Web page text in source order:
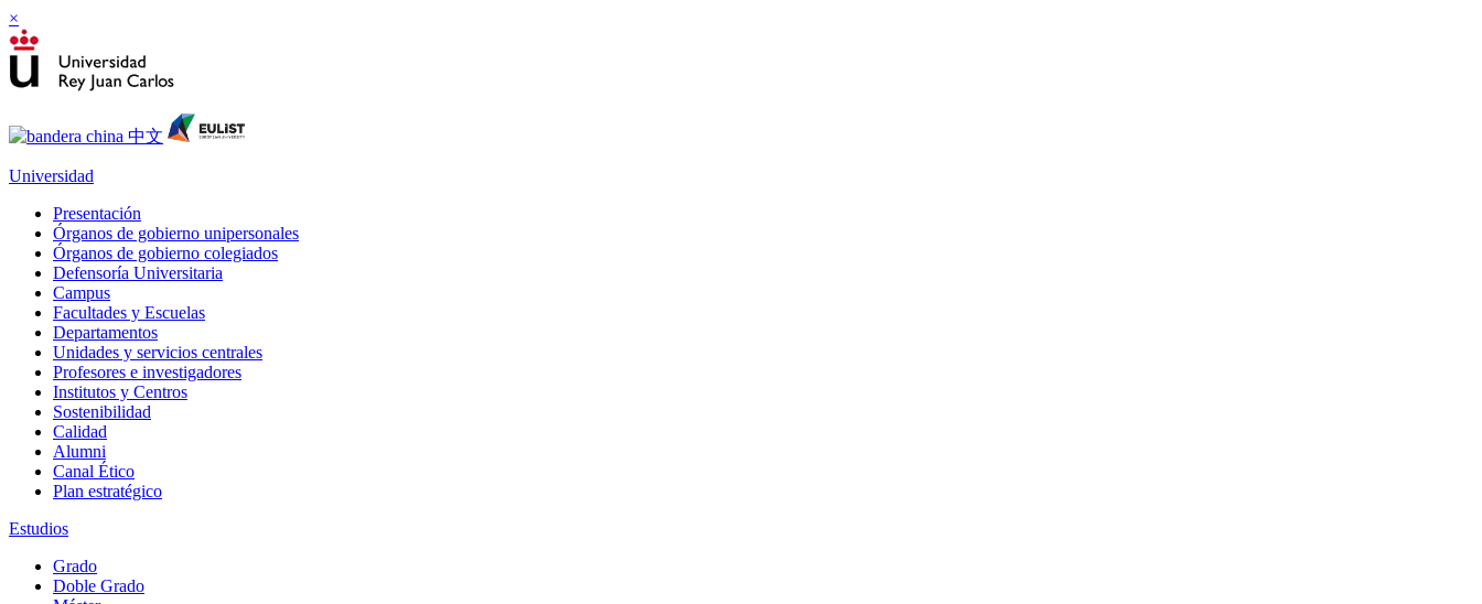
×
Universidad
Presentación
Órganos de gobierno unipersonales
Órganos de gobierno colegiados
Defensoría Universitaria
Campus
Facultades y Escuelas
Departamentos
Unidades y servicios centrales
Profesores e investigadores
Institutos y Centros
Sostenibilidad
Calidad
Alumni
Canal Ético
Plan estratégico
Estudios
Grado
Doble Grado